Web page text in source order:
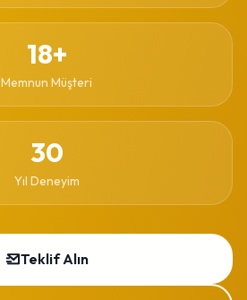
18+
Memnun Müşteri
30
Yıl Deneyim
Teklif Alın